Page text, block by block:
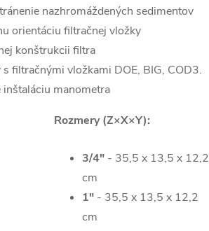
nazhromáždených sedimentov
orientáciu filtračnej vložky
konštrukcii filtra
filtračnými vložkami DOE, BIG, COD3.
manometra
Rozmery (Z×X×Y):
3/4" - 35,5 x 13,5 x 12,2
cm
1" - 35,5 x 13,5 x 12,2
cm